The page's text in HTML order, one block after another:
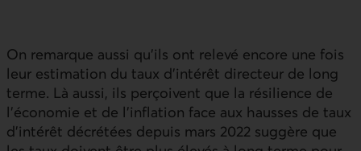
On remarque aussi qu’ils ont relevé encore une fois
leur estimation du taux d’intérêt directeur de long
terme. Là aussi, ils perçoivent que la résilience de
l’économie et de l’inflation face aux hausses de taux
d’intérêt décrétées depuis mars 2022 suggère que